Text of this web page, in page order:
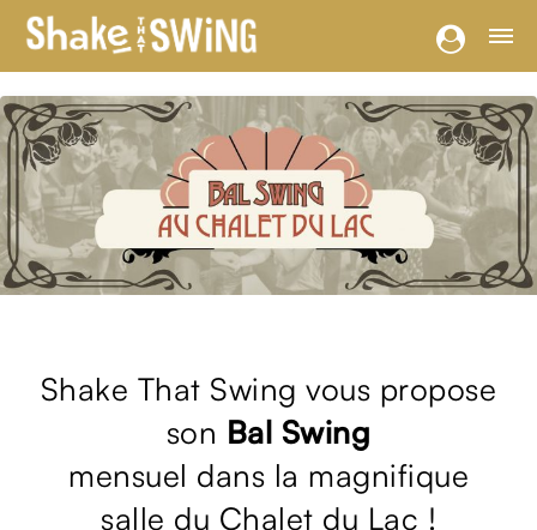
Shake That Swing vous propose
son Bal Swing
mensuel dans la magnifique
salle du Chalet du Lac !